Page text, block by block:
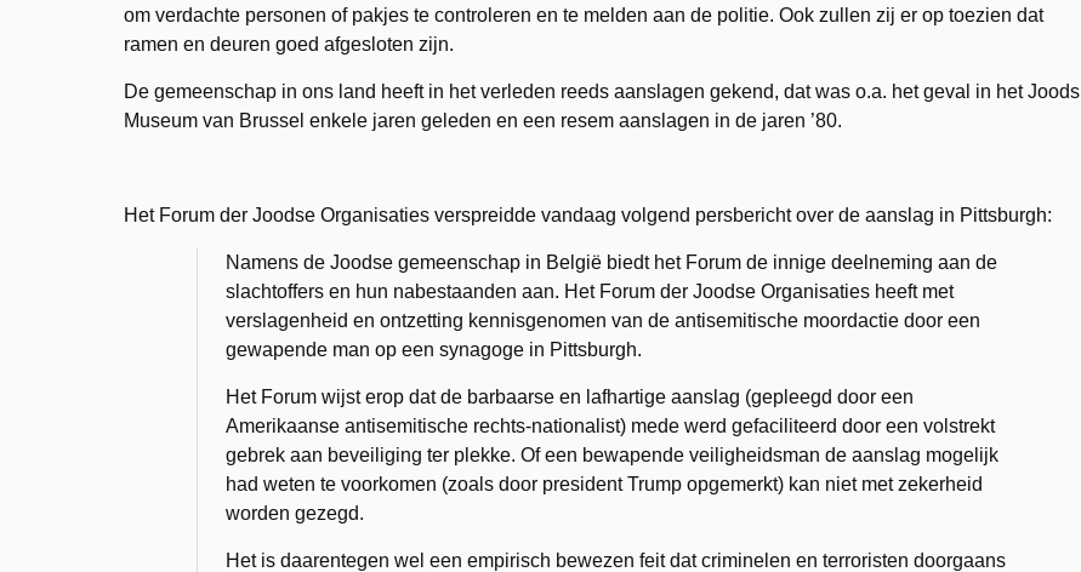
om verdachte personen of pakjes te controleren en te melden aan de politie. Ook zullen zij er op toezien dat
ramen en deuren goed afgesloten zijn.
De gemeenschap in ons land heeft in het verleden reeds aanslagen gekend, dat was o.a. het geval in het Joods
Museum van Brussel enkele jaren geleden en een resem aanslagen in de jaren ’80.
Het Forum der Joodse Organisaties verspreidde vandaag volgend persbericht over de aanslag in Pittsburgh:
Namens de Joodse gemeenschap in België biedt het Forum de innige deelneming aan de
slachtoffers en hun nabestaanden aan. Het Forum der Joodse Organisaties heeft met
verslagenheid en ontzetting kennisgenomen van de antisemitische moordactie door een
gewapende man op een synagoge in Pittsburgh.
Het Forum wijst erop dat de barbaarse en lafhartige aanslag (gepleegd door een
Amerikaanse antisemitische rechts-nationalist) mede werd gefaciliteerd door een volstrekt
gebrek aan beveiliging ter plekke. Of een bewapende veiligheidsman de aanslag mogelijk
had weten te voorkomen (zoals door president Trump opgemerkt) kan niet met zekerheid
worden gezegd.
Het is daarentegen wel een empirisch bewezen feit dat criminelen en terroristen doorgaans